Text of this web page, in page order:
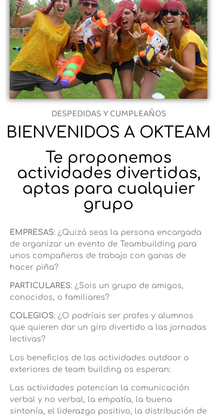
DESPEDIDAS Y CUMPLEAÑOS
BIENVENIDOS A OKTEAM
Te proponemos
actividades divertidas,
aptas para cualquier
grupo
EMPRESAS: ¿Quizá seas la persona encargada
de organizar un evento de Teambuilding para
unos compañeros de trabajo con ganas de
hacer piña?
PARTICULARES: ¿Sois un grupo de amigos,
conocidos, o familiares?
COLEGIOS: ¿O podríais ser profes y alumnos
que quieren dar un giro divertido a las jornadas
lectivas?
Los beneficios de las actividades outdoor o
exteriores de team building os esperan:
Las actividades potencian la comunicación
verbal y no verbal, la empatía, la buena
sintonía, el liderazgo positivo, la distribución de